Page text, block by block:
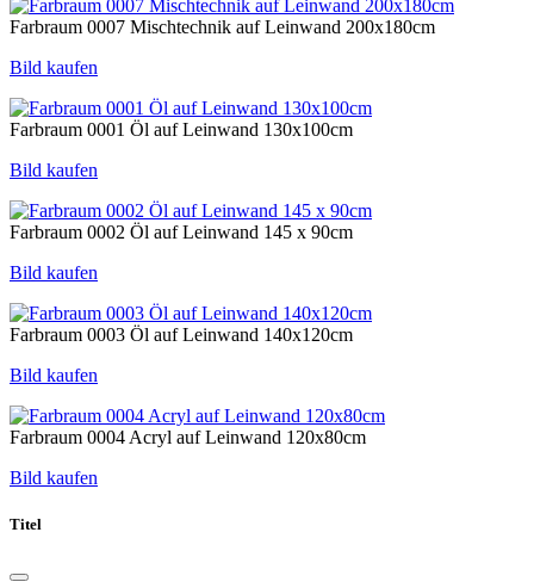
Farbraum 0007 Mischtechnik auf Leinwand 200x180cm
Bild kaufen
Farbraum 0001 Öl auf Leinwand 130x100cm
Bild kaufen
Farbraum 0002 Öl auf Leinwand 145 x 90cm
Bild kaufen
Farbraum 0003 Öl auf Leinwand 140x120cm
Bild kaufen
Farbraum 0004 Acryl auf Leinwand 120x80cm
Bild kaufen
Titel